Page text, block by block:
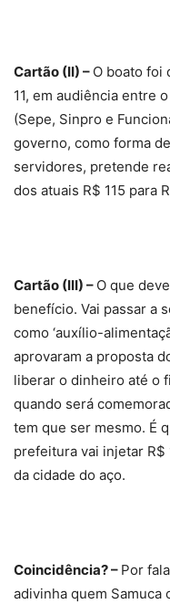
Cartão (II) – O boato foi
11, em audiência entre
(Sepe, Sinpro e
governo, como forma
servidores, pretende
dos atuais R$ 115 para
Cartão (III) – O que
benefício. Vai passar a
como ‘auxílio-
aprovaram a proposta
liberar o dinheiro até o
quando será
tem que ser mesmo. É
prefeitura vai injetar R$
da cidade do aço.
Coincidência? – Por
adivinha quem Samuca